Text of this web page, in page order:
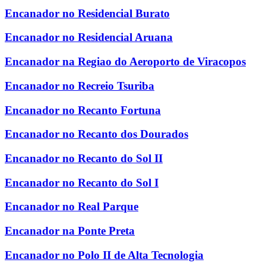
Encanador no Residencial Burato
Encanador no Residencial Aruana
Encanador na Regiao do Aeroporto de Viracopos
Encanador no Recreio Tsuriba
Encanador no Recanto Fortuna
Encanador no Recanto dos Dourados
Encanador no Recanto do Sol II
Encanador no Recanto do Sol I
Encanador no Real Parque
Encanador na Ponte Preta
Encanador no Polo II de Alta Tecnologia